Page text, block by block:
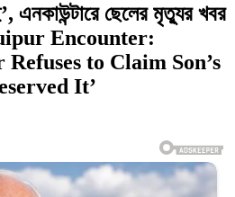
এনকাউন্টারে ছেলের মৃত্যুর খবর
Encounter:
Refuses to Claim Son’s
It’